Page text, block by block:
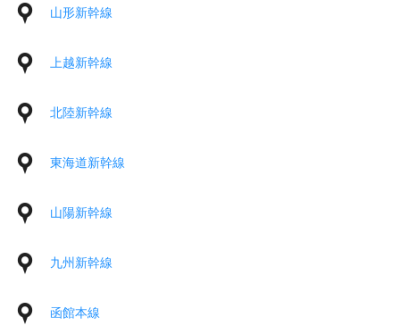
山形新幹線
上越新幹線
北陸新幹線
東海道新幹線
山陽新幹線
九州新幹線
函館本線